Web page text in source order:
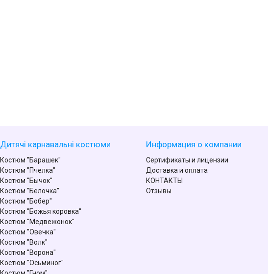
Дитячі карнавальні костюми
Костюм "Барашек"
Костюм "Пчелка"
Костюм "Бычок"
Костюм "Белочка"
Костюм "Бобер"
Костюм "Божья коровка"
Костюм "Медвежонок"
Костюм "Овечка"
Костюм "Волк"
Костюм "Ворона"
Костюм "Осьминог"
Информация о компании
Сертификаты и лицензии
Доставка и оплата
КОНТАКТЫ
Отзывы